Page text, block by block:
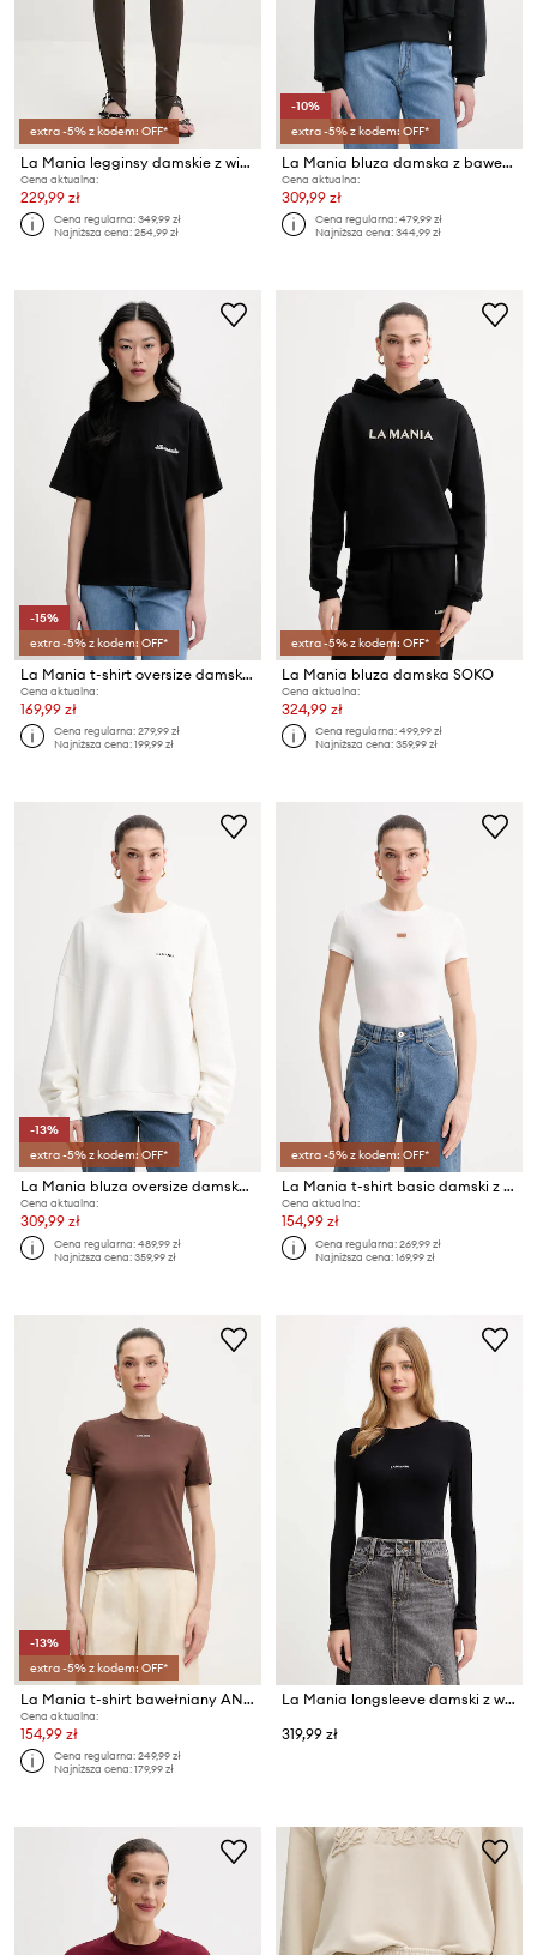
extra -5% z kodem: OFF*
La Mania legginsy damskie z wiskozą BETSY
Cena aktualna:
229,99 zł
Cena regularna:349,99 zł
Najniższa cena:254,99 zł
-10%
extra -5% z kodem: OFF*
La Mania bluza damska z bawełną HARDY
Cena aktualna:
309,99 zł
Cena regularna:479,99 zł
Najniższa cena:344,99 zł
-15%
extra -5% z kodem: OFF*
La Mania t-shirt oversize damski bawełniany CARENA
Cena aktualna:
169,99 zł
Cena regularna:279,99 zł
Najniższa cena:199,99 zł
extra -5% z kodem: OFF*
La Mania bluza damska SOKO
Cena aktualna:
324,99 zł
Cena regularna:499,99 zł
Najniższa cena:359,99 zł
-13%
extra -5% z kodem: OFF*
La Mania bluza oversize damska bawełniana BRUX 3
Cena aktualna:
309,99 zł
Cena regularna:489,99 zł
Najniższa cena:359,99 zł
extra -5% z kodem: OFF*
La Mania t-shirt basic damski z modalu MEG
Cena aktualna:
154,99 zł
Cena regularna:269,99 zł
Najniższa cena:169,99 zł
-13%
extra -5% z kodem: OFF*
La Mania t-shirt bawełniany ANN
Cena aktualna:
154,99 zł
Cena regularna:249,99 zł
Najniższa cena:179,99 zł
La Mania longsleeve damski z wiskozą
319,99 zł